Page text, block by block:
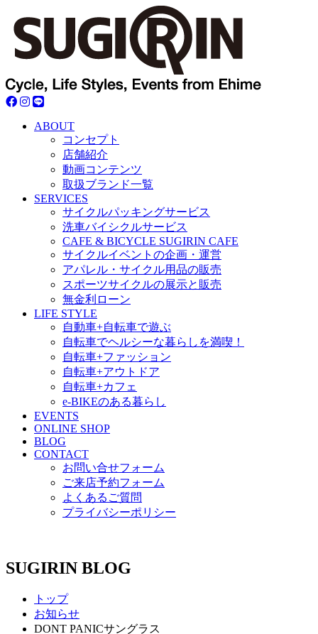
ABOUT
コンセプト
店舗紹介
動画コンテンツ
取扱ブランド一覧
SERVICES
サイクルパッキングサービス
洗車バイシクルサービス
CAFE & BICYCLE SUGIRIN CAFE
サイクルイベントの企画・運営
アパレル・サイクル用品の販売
スポーツサイクルの展示と販売
無金利ローン
LIFE STYLE
自動車+自転車で遊ぶ
自転車でヘルシーな暮らしを満喫！
自転車+ファッション
自転車+アウトドア
自転車+カフェ
e-BIKEのある暮らし
EVENTS
ONLINE SHOP
BLOG
CONTACT
お問い合せフォーム
ご来店予約フォーム
よくあるご質問
プライバシーポリシー
SUGIRIN BLOG
トップ
お知らせ
DONT PANICサングラス